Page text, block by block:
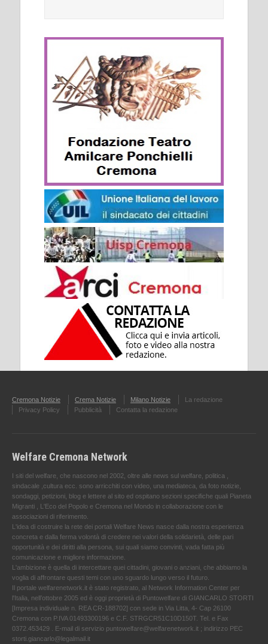
Cremona Notizie Crema Notizie Milano Notizie
La redazione
Privacy Policy
Pubblicità Contatta la redazione
Welfare Cremona Network
I siti del welfare, che nascono nel 2002, oltre alle news sul welfare, politica ,
sindacale ,cultura ecc. sono arricchiti con video, una mediateca, da foto notizie,
sondaggi, petizioni, blog e lettere al sito ed ospitano sezioni specifiche quali Pianeta
Migranti , L'Eco del Popolo e Cremona nel Mondo in collaborazione con le
associazioni di riferimento.
L'idea di costruire la rete dei portali Welfare News nasce dalla nostra esperienza
concreta e dalla ferma volontà di credere nei valori della solidarietà, delle pari
opportunità e dei diritti alla persona, sui quali siamo convinti, vada fatta più
comunicazione e migliore informazione.
L'ambizione è quella di intercettare quei cittadini, giovani o anziani, che abbiamo la
voglia di affrontare questi temi con uno sguardo lungo verso il futuro.
Il portale welfarenetwork.it è stato registrato, al Network Information Center per
l'Italia, nell’ottobre 2005 ed è oggi proprietà di Puntowelfare di GIANCARLO STORTI
[Impresa individuale n. REA CR-188702] con sede in Via Litta, 4- Cap 26100
Cremona con P.IVA 01493300196 e C.F. STRGCR51C10D150T. Tel. e Fax
0372.453429 . E-mail di servizio puntowelfare@welfarenetwork.it ; indirizzo PEC
storti.giancarlo@legalmail.it